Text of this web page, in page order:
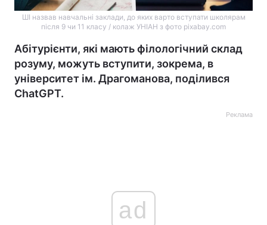
ШІ назвав навчальні заклади, до яких варто вступати школярам
після 9 чи 11 класу / колаж УНІАН з фото pixabay.com
Абітурієнти, які мають філологічний склад
розуму, можуть вступити, зокрема, в
університет ім. Драгоманова, поділився
ChatGPT.
Реклама
ad